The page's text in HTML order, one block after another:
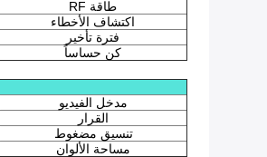
طاقة RF
اكتشاف الأخطاء
فترة تأخير
كن حساساً
مدخل الفيديو
القرار
تنسيق مضغوط
مساحة الألوان